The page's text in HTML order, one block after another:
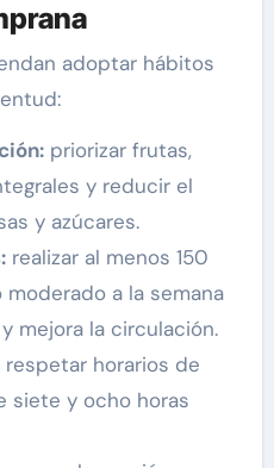
adoptar hábitos
priorizar frutas,
y reducir el
y azúcares.
realizar al menos 150
a la semana
mejora la circulación.
respetar horarios de
siete y ocho horas